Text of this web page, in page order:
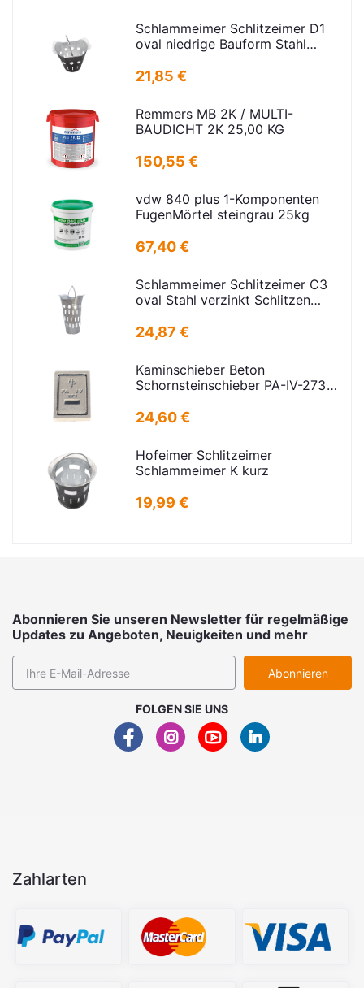
Schlammeimer Schlitzeimer D1
oval niedrige Bauform Stahl
D=395mm
21,85 €
Remmers MB 2K / MULTI-
BAUDICHT 2K 25,00 KG
150,55 €
vdw 840 plus 1-Komponenten
FugenMörtel steingrau 25kg
67,40 €
Schlammeimer Schlitzeimer C3
oval Stahl verzinkt Schlitzen
24,87 €
Kaminschieber Beton
Schornsteinschieber PA-IV-273
16,5x24,5cm
24,60 €
Hofeimer Schlitzeimer
Schlammeimer K kurz
19,99 €
Abonnieren Sie unseren Newsletter für regelmäßige
Updates zu Angeboten, Neuigkeiten und mehr
Abonnieren
FOLGEN SIE UNS
Zahlarten